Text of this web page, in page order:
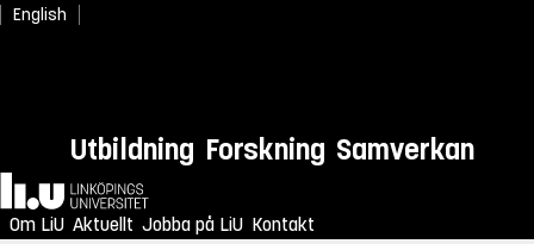
English
Utbildning Forskning Samverkan
Hem
Om LiU Aktuellt Jobba på LiU Kontakt